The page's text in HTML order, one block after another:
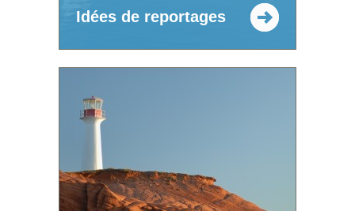
Idées de reportages